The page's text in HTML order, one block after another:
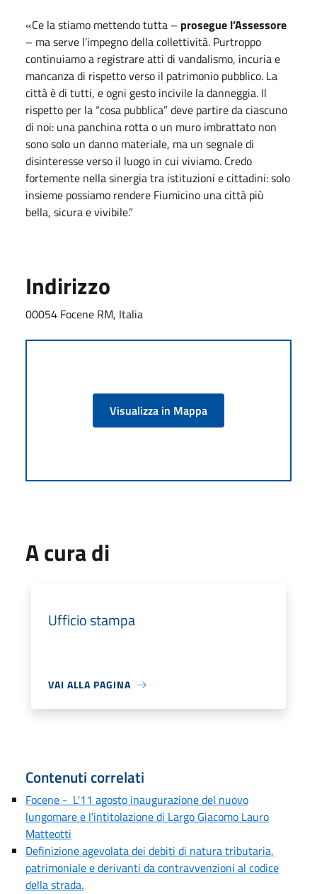
«Ce la stiamo mettendo tutta – prosegue l’Assessore
– ma serve l’impegno della collettività. Purtroppo
continuiamo a registrare atti di vandalismo, incuria e
mancanza di rispetto verso il patrimonio pubblico. La
città è di tutti, e ogni gesto incivile la danneggia. Il
rispetto per la “cosa pubblica” deve partire da ciascuno
di noi: una panchina rotta o un muro imbrattato non
sono solo un danno materiale, ma un segnale di
disinteresse verso il luogo in cui viviamo. Credo
fortemente nella sinergia tra istituzioni e cittadini: solo
insieme possiamo rendere Fiumicino una città più
bella, sicura e vivibile.”
Indirizzo
00054 Focene RM, Italia
Visualizza in Mappa
A cura di
Ufficio stampa
VAI ALLA PAGINA
Contenuti correlati
Focene - L'11 agosto inaugurazione del nuovo
lungomare e l’intitolazione di Largo Giacomo Lauro
Matteotti
Definizione agevolata dei debiti di natura tributaria,
patrimoniale e derivanti da contravvenzioni al codice
della strada.